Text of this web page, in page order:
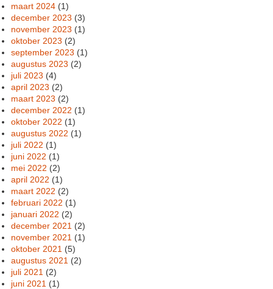
maart 2024 (1)
december 2023 (3)
november 2023 (1)
oktober 2023 (2)
september 2023 (1)
augustus 2023 (2)
juli 2023 (4)
april 2023 (2)
maart 2023 (2)
december 2022 (1)
oktober 2022 (1)
augustus 2022 (1)
juli 2022 (1)
juni 2022 (1)
mei 2022 (2)
april 2022 (1)
maart 2022 (2)
februari 2022 (1)
januari 2022 (2)
december 2021 (2)
november 2021 (1)
oktober 2021 (5)
augustus 2021 (2)
juli 2021 (2)
juni 2021 (1)